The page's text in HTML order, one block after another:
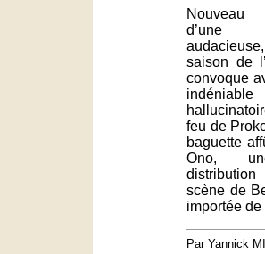
Nouveau
d’une
saison de
convoque
feu de
baguette
Ono,
scène de
importée
Par Yannick